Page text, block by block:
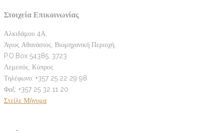
Στοιχεία Επικοινωνίας
Αλκιδάμου 4Α,
Άγιος Αθανάσιος, Βιομηχανική Περιοχή,
P.O.Box 54385, 3723
Λεμεσός, Κύπρος
Τηλέφωνο: +357 25 22 29 98
Φαξ: +357 25 32 11 20
Στείλε Μήνυμα